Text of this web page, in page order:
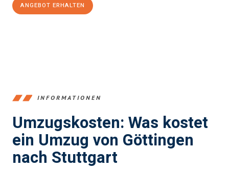
ANGEBOT ERHALTEN
INFORMATIONEN
Umzugskosten: Was kostet
ein Umzug von Göttingen
nach Stuttgart